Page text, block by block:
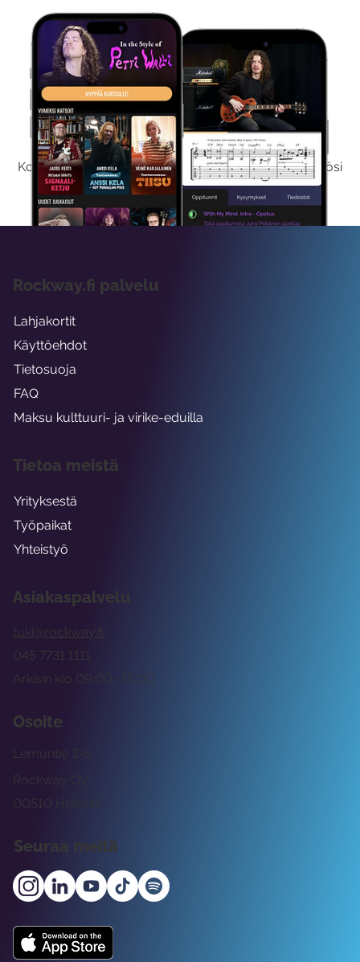
Kokeile Ilmaiseksi
Kokeilemalla ilmaiseksi saat koko sisältömme käyttöösi
viikon ajaksi.
Asiakaspalvelu
tuki@rockway.fi
Arkisin klo 09:00 -15:00
045 7731 1111
Osoite
Rockway Oy
Lemuntie 3-5
00510 Helsinki
Seuraa meitä
Rockway.fi palvelu
Lahjakortit
Käyttöehdot
Tietosuoja
FAQ
Maksu kulttuuri- ja virike-eduilla
Tietoa meistä
Yrityksestä
Työpaikat
Yhteistyö